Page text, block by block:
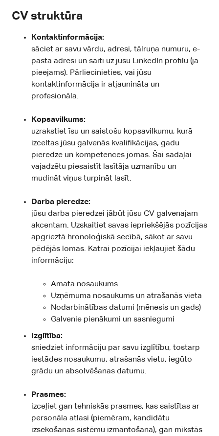
CV struktūra
Kontaktinformācija:
sāciet ar savu vārdu, adresi, tālruņa numuru, e-
pasta adresi un saiti uz jūsu LinkedIn profilu (ja
pieejams). Pārliecinieties, vai jūsu
kontaktinformācija ir atjaunināta un
profesionāla.
Kopsavilkums:
uzrakstiet īsu un saistošu kopsavilkumu, kurā
izceltas jūsu galvenās kvalifikācijas, gadu
pieredze un kompetences jomas. Šai sadaļai
vajadzētu piesaistīt lasītāja uzmanību un
mudināt viņus turpināt lasīt.
Darba pieredze:
jūsu darba pieredzei jābūt jūsu CV galvenajam
akcentam. Uzskaitiet savas iepriekšējās pozīcijas
apgrieztā hronoloģiskā secībā, sākot ar savu
pēdējās lomas. Katrai pozīcijai iekļaujiet šādu
informāciju:
Amata nosaukums
Uzņēmuma nosaukums un atrašanās vieta
Nodarbinātības datumi (mēnesis un gads)
Galvenie pienākumi un sasniegumi
Izglītība:
sniedziet informāciju par savu izglītību, tostarp
iestādes nosaukumu, atrašanās vietu, iegūto
grādu un absolvēšanas datumu.
Prasmes:
izceļiet gan tehniskās prasmes, kas saistītas ar
personāla atlasi (piemēram, kandidātu
izsekošanas sistēmu izmantošana), gan mīkstās